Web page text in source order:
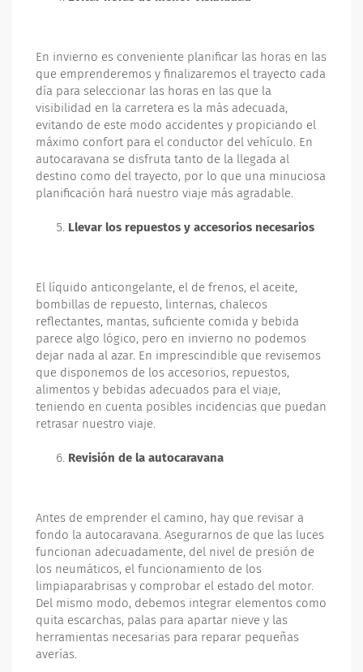
En invierno es conveniente planificar las horas en las
que emprenderemos y finalizaremos el trayecto cada
día para seleccionar las horas en las que la
visibilidad en la carretera es la más adecuada,
evitando de este modo accidentes y propiciando el
máximo confort para el conductor del vehículo. En
autocaravana se disfruta tanto de la llegada al
destino como del trayecto, por lo que una minuciosa
planificación hará nuestro viaje más agradable.
Llevar los repuestos y accesorios necesarios
El líquido anticongelante, el de frenos, el aceite,
bombillas de repuesto, linternas, chalecos
reflectantes, mantas, suficiente comida y bebida
parece algo lógico, pero en invierno no podemos
dejar nada al azar. En imprescindible que revisemos
que disponemos de los accesorios, repuestos,
alimentos y bebidas adecuados para el viaje,
teniendo en cuenta posibles incidencias que puedan
retrasar nuestro viaje.
Revisión de la autocaravana
Antes de emprender el camino, hay que revisar a
fondo la autocaravana. Asegurarnos de que las luces
funcionan adecuadamente, del nivel de presión de
los neumáticos, el funcionamiento de los
limpiaparabrisas y comprobar el estado del motor.
Del mismo modo, debemos integrar elementos como
quita escarchas, palas para apartar nieve y las
herramientas necesarias para reparar pequeñas
averías.